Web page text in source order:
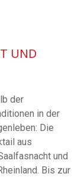
UND
der
in der
Die
aus
und
Bis zur